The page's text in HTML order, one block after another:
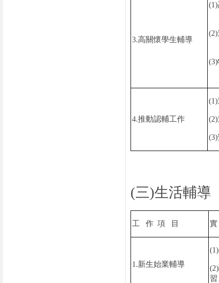
3.高關懷學生輔導
(1)
(2)
(3)
4.推動認輔工作
(1)
(2)
(3)
(三)生活輔導
工 作 項 目
1.新生始業輔導
(1)
(2)